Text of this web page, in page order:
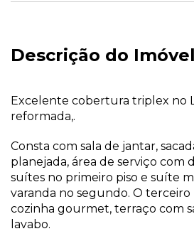
Descrição do Imóvel
Excelente cobertura triplex no
reformada,.
Consta com sala de jantar,
planejada, área de serviço com
suítes no primeiro piso e suíte
varanda no segundo. O terceiro
cozinha gourmet, terraço com
lavabo.